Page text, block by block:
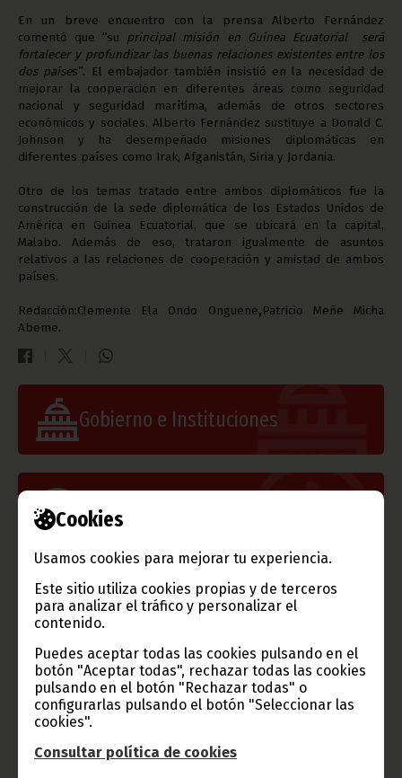
Cookies
Usamos cookies para mejorar tu experiencia.
Este sitio utiliza cookies propias y de terceros
para analizar el tráfico y personalizar el
contenido.
Puedes aceptar todas las cookies pulsando en el
botón "Aceptar todas", rechazar todas las cookies
pulsando en el botón "Rechazar todas" o
configurarlas pulsando el botón "Seleccionar las
cookies".
Consultar política de cookies
En un breve encuentro con la prensa Alberto Fernández
comentó que “su principal misión en Guinea Ecuatorial será
fortalecer y profundizar las buenas relaciones existentes entre los
dos países”. El embajador también insistió en la necesidad de
mejorar la cooperación en diferentes áreas como seguridad
nacional y seguridad marítima, además de otros sectores
económicos y sociales. Alberto Fernández sustituye a Donald C.
Johnson y ha desempeñado misiones diplomáticas en
diferentes países como Irak, Afganistán, Siria y Jordania.
Otro de los temas tratado entre ambos diplomáticos fue la
construcción de la sede diplomática de los Estados Unidos de
América en Guinea Ecuatorial, que se ubicará en la capital,
Malabo. Además de eso, trataron igualmente de asuntos
relativos a las relaciones de cooperación y amistad de ambos
países.
Redacción:Clemente Ela Ondo Onguene,Patricio Meñe Micha
Abeme.
Gobierno e Instituciones
Información de Guinea Ecuatorial
TVGE
Radio Nacional de Guinea
Ecuatorial
Haz click aquí para escuchar ahora
CATEGORÍAS